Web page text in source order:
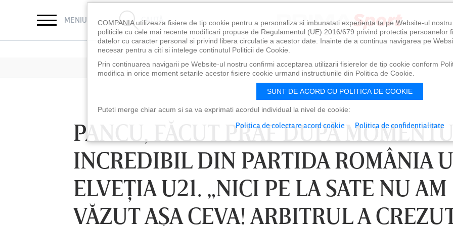
MENIU CAUTĂ
PANCU, FĂCUT PRAF DUPĂ MOMENTUL
INCREDIBIL DIN PARTIDA ROMÂNIA
ELVEŢIA U21. „NICI PE LA SATE NU AM
VĂZUT AŞA CEVA! ARBITRUL A
LUNI 10 AUG, 18:30 LUNI 10 AUG, 21:30 VINERI 07 AUG, 21:00
COMPANIA utilizeaza fisiere de tip cookie pentru a personaliza si imbunatati experienta ta pe Website-ul
politicile cu cele mai recente modificari propuse de Regulamentul (UE) 2016/679 privind protectia persoanelor
datelor cu caracter personal si privind libera circulatie a acestor date. Inainte de a continua navigarea pe
necesar pentru a citi si intelege continutul Politicii de Cookie.
Prin continuarea navigarii pe Website-ul nostru confirmi acceptarea utilizarii fisierelor de tip cookie conform
modifica in orice moment setarile acestor fisiere cookie urmand instructiunile din Politica de Cookie.
SUNT DE ACORD CU POLITICA DE COOKIE
Puteti merge chiar acum si sa va exprimati acordul individual la nivel de cookie:
Politica de colectare acord cookie Politica de confidentialitate